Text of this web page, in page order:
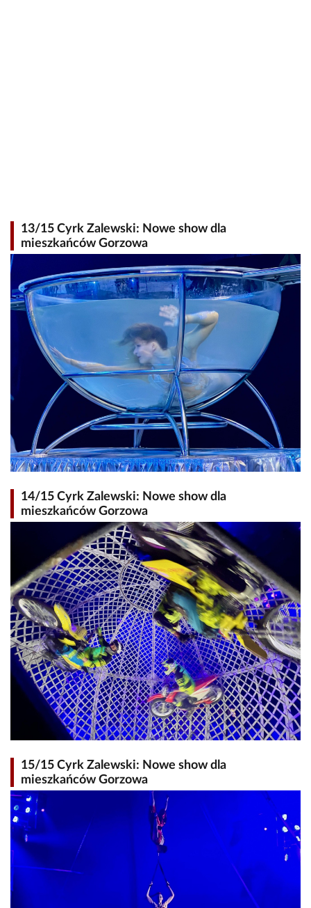
13/15 Cyrk Zalewski: Nowe show dla
mieszkańców Gorzowa
14/15 Cyrk Zalewski: Nowe show dla
mieszkańców Gorzowa
15/15 Cyrk Zalewski: Nowe show dla
mieszkańców Gorzowa